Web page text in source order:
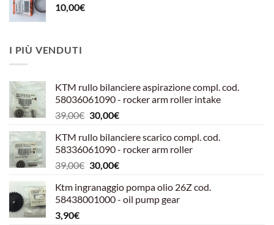
10,00€
I PIÙ VENDUTI
KTM rullo bilanciere aspirazione compl. cod.
58036061090 - rocker arm roller intake
39,00€ Il
originale
era:
39,00€.
30,00€Il
attuale
è:
30,00€.
KTM rullo bilanciere scarico compl. cod.
58336061090 - rocker arm roller
39,00€ Il
originale
era:
30,00€Il
attuale
è:
Ktm ingranaggio pompa olio 26Z cod.
58438001000 - oil pump gear
3,90€